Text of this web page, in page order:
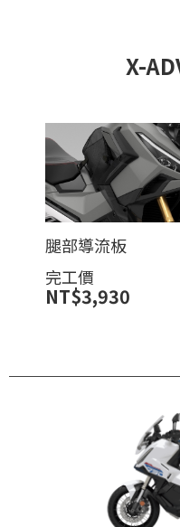
X-
腿部導流板
完工價
NT$3,930